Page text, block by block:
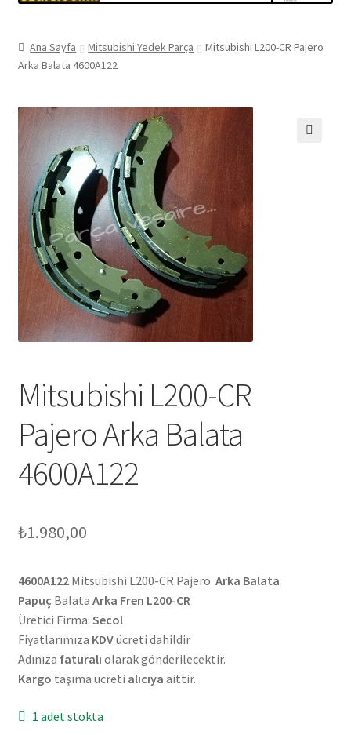
Ana Sayfa Mitsubishi Yedek Parça
Mitsubishi L200-CR Pajero
Arka Balata 4600A122
Mitsubishi L200-CR
Pajero Arka Balata
4600A122
₺1.980,00
4600A122Mitsubishi L200-CR Pajero Arka Balata
Papuç Balata Arka Fren L200-CR
Üretici Firma: Secol
Fiyatlarımıza KDVücreti dahildir
Adınıza faturalı olarak gönderilecektir.
Kargo taşıma ücreti alıcıya aittir.
1 adet stokta